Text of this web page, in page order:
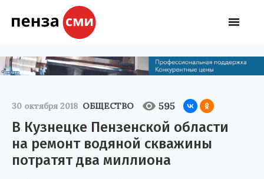
30 октября 2018 ОБЩЕСТВО 595
В Кузнецке Пензенской области
на ремонт водяной скважины
потратят два миллиона